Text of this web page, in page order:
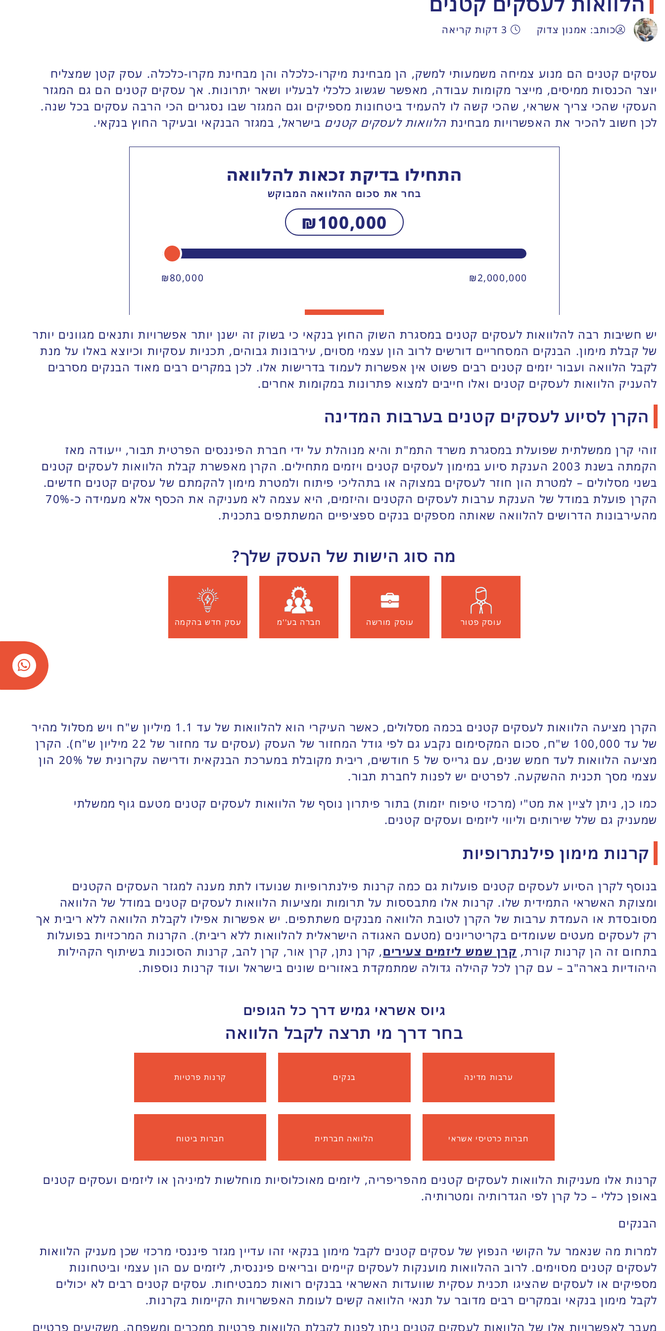
כותב: אמנון צדוק 3 דקות קריאה
עסקים קטנים הם מנוע צמיחה משמעותי למשק, הן מבחינת מיקרו-כלכלה והן מבחינת מקרו-כלכלה. עסק קטן שמצליח
יוצר הכנסות ממיסים, מייצר מקומות עבודה, מאפשר שגשוג כלכלי לבעליו ושאר יתרונות. אך עסקים קטנים הם גם המגזר
העסקי שהכי צריך אשראי, שהכי קשה לו להעמיד ביטחונות מספיקים וגם המגזר שבו נסגרים הכי הרבה עסקים בכל שנה.
לכן חשוב להכיר את האפשרויות מבחינת הלוואות לעסקים קטנים בישראל, במגזר הבנקאי ובעיקר החוץ בנקאי.
התחילו בדיקת זכאות להלוואה
בחר את סכום ההלוואה המבוקש
100,000
₪
80,000
₪ 2,000,000
₪
המשך
יש חשיבות רבה להלוואות לעסקים קטנים במסגרת השוק החוץ בנקאי כי בשוק זה ישנן יותר אפשרויות ותנאים מגוונים יותר
של קבלת מימון. הבנקים המסחריים דורשים לרוב הון עצמי מסוים, עירבונות גבוהים, תכניות עסקיות וכיוצא באלו על מנת
לקבל הלוואה ועבור יזמים קטנים רבים פשוט אין אפשרות לעמוד בדרישות אלו. לכן במקרים רבים מאוד הבנקים מסרבים
להעניק הלוואות לעסקים קטנים ואלו חייבים למצוא פתרונות במקומות אחרים.
הקרן לסיוע לעסקים קטנים בערבות המדינה
זוהי קרן ממשלתית שפועלת במסגרת משרד התמ"ת והיא מנוהלת על ידי חברת הפיננסים הפרטית תבור, ייעודה מאז
הקמתה בשנת 2003 הענקת סיוע במימון לעסקים קטנים ויזמים מתחילים. הקרן מאפשרת קבלת הלוואות לעסקים קטנים
בשני מסלולים – למטרת הון חוזר לעסקים במצוקה או בתהליכי פיתוח ולמטרת מימון להקמתם של עסקים קטנים חדשים.
הקרן פועלת במודל של הענקת ערבות לעסקים הקטנים והיזמים, היא עצמה לא מעניקה את הכסף אלא מעמידה כ-70%
מהעירבונות הדרושים להלוואה שאותה מספקים בנקים ספציפיים המשתתפים בתכנית.
מה סוג הישות של העסק שלך?
עוסק פטור עוסק מורשה חברה בע''מ עסק חדש בהקמה
הקרן מציעה הלוואות לעסקים קטנים בכמה מסלולים, כאשר העיקרי הוא להלוואות של עד 1.1 מיליון ש"ח ויש מסלול מהיר
של עד 100,000 ש"ח, סכום המקסימום נקבע גם לפי גודל המחזור של העסק (עסקים עד מחזור של 22 מיליון ש"ח). הקרן
מציעה הלוואות לעד חמש שנים, עם גרייס של 5 חודשים, ריבית מקובלת במערכת הבנקאית ודרישה עקרונית של 20% הון
עצמי מסך תכנית ההשקעה. לפרטים יש לפנות לחברת תבור.
כמו כן, ניתן לציין את מט"י (מרכזי טיפוח יזמות) בתור פיתרון נוסף של הלוואות לעסקים קטנים מטעם גוף ממשלתי
שמעניק גם שלל שירותים וליווי ליזמים ועסקים קטנים.
קרנות מימון פילנתרופיות
בנוסף לקרן הסיוע לעסקים קטנים פועלות גם כמה קרנות פילנתרופיות שנועדו לתת מענה למגזר העסקים הקטנים
ומצוקת האשראי התמידית שלו. קרנות אלו מתבססות על תרומות ומציעות הלוואות לעסקים קטנים במודל של הלוואה
מסובסדת או העמדת ערבות של הקרן לטובת הלוואה מבנקים משתתפים. יש אפשרות אפילו לקבלת הלוואה ללא ריבית אך
רק לעסקים מעטים שעומדים בקריטריונים (מטעם האגודה הישראלית להלוואות ללא ריבית). הקרנות המרכזיות בפועלות
בתחום זה הן קרנות קורת, קרן שמש ליזמים צעירים, קרן נתן, קרן אור, קרן להב, קרנות הסוכנות בשיתוף הקהילות
היהודיות בארה"ב – עם קרן לכל קהילה גדולה שמתמקדת באזורים שונים בישראל ועוד קרנות נוספות.
גיוס אשראי גמיש דרך כל הגופים
בחר דרך מי תרצה לקבל הלוואה
ערבות מדינה בנקים קרנות פרטיות
חברות כרטיסי אשראי הלוואה חברתית חברות ביטוח
קרנות אלו מעניקות הלוואות לעסקים קטנים מהפריפריה, ליזמים מאוכלוסיות מוחלשות למיניהן או ליזמים ועסקים קטנים
באופן כללי – כל קרן לפי הגדרותיה ומטרותיה.
הבנקים
למרות מה שנאמר על הקושי הנפוץ של עסקים קטנים לקבל מימון בנקאי זהו עדיין מגזר פיננסי מרכזי שכן מעניק הלוואות
לעסקים קטנים מסוימים. לרוב ההלוואות מוענקות לעסקים קיימים ובריאים פיננסית, ליזמים עם הון עצמי וביטחונות
מספיקים או לעסקים שהציגו תכנית עסקית שוועדות האשראי בבנקים רואות כמבטיחות. עסקים קטנים רבים לא יכולים
לקבל מימון בנקאי ובמקרים רבים מדובר על תנאי הלוואה קשים לעומת האפשרויות הקיימות בקרנות.
מעבר לאפשרויות אלו של הלוואות לעסקים קטנים ניתן לפנות לקבלת הלוואות פרטיות ממכרים ומשפחה, משקיעים פרטיים